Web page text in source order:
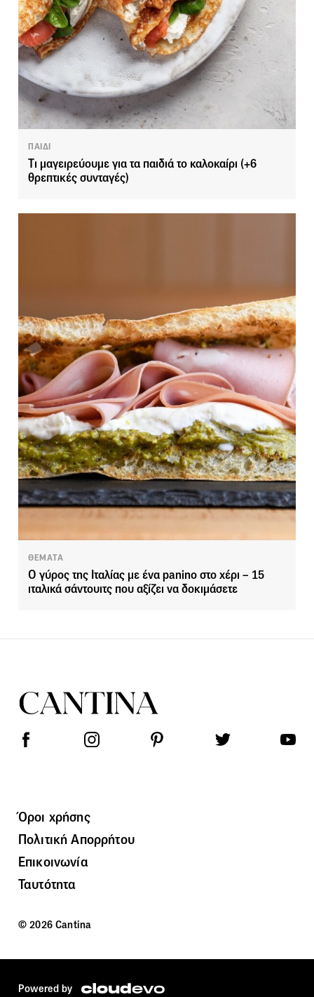
ΠΑΙΔΙ
Tι μαγειρεύουμε για τα παιδιά το καλοκαίρι (+6
θρεπτικές συνταγές)
ΘΕΜΑΤΑ
Ο γύρος της Ιταλίας με ένα panino στο χέρι – 15
ιταλικά σάντουιτς που αξίζει να δοκιμάσετε
Όροι χρήσης
Πολιτική Απορρήτου
Επικοινωνία
Ταυτότητα
© 2026 Cantina
Powered by